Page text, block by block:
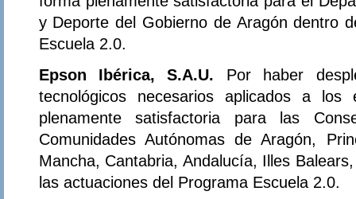
y Deporte del Gobierno de Aragón dentro
Escuela 2.0.
Epson Ibérica, S.A.U. Por haber
tecnológicos necesarios aplicados a los
plenamente satisfactoria para las
Comunidades Autónomas de Aragón,
Mancha, Cantabria, Andalucía, Illes
las actuaciones del Programa Escuela 2.0.